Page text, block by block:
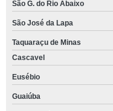
São G. do Rio Abaixo
São José da Lapa
Taquaraçu de Minas
Cascavel
Eusébio
Guaiúba